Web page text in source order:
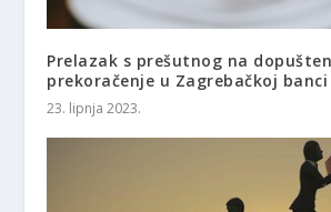
Prelazak s prešutnog na
prekoračenje u Zagrebačkoj
23. lipnja 2023.